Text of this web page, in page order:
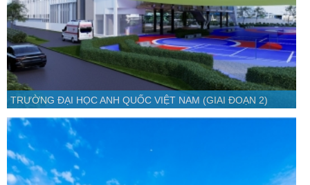
TRƯỜNG ĐẠI HỌC ANH QUỐC VIỆT NAM (GIAI ĐOẠN 2)